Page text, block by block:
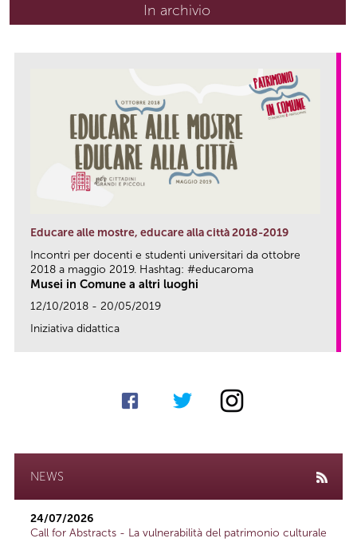
In archivio
Educare alle mostre, educare alla città 2018-2019
Incontri per docenti e studenti universitari da ottobre
2018 a maggio 2019. Hashtag: #educaroma
Musei in Comune a altri luoghi
12/10/2018 - 20/05/2019
Iniziativa didattica
NEWS
24/07/2026
Call for Abstracts - La vulnerabilità del patrimonio culturale